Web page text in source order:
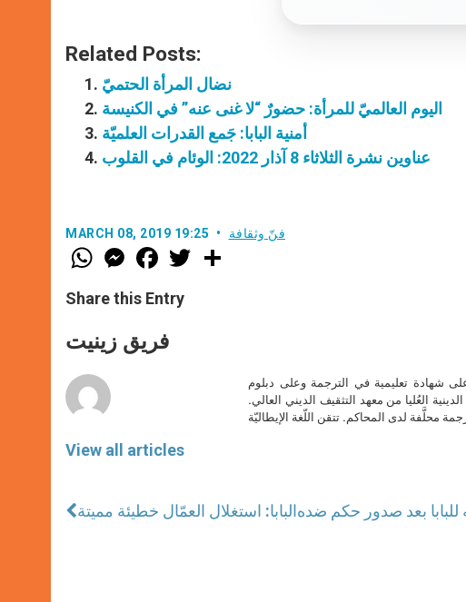
Related Posts:
نضال المرأة الحتميّ
اليوم العالميّ للمرأة: حضورٌ “لا غنى عنه” في الكنيسة
أمنية البابا: جَمع القدرات العلميّة
عناوين نشرة الثلاثاء 8 آذار 2022: الوئام في القلوب
MARCH 08, 2019 19:25 فنّ وثقافة
W
h
t
s
p
p
M
e
s
e
g
e
F
a
e
b
o
k
w
Share this Entry
فريق زينيت
View all articles
شهادة تعليمية في الترجمة وعلى دبلوم
العُليا من معهد التثقيف الديني العالي.
محلَّفة لدى المحاكم. تتقن اللّغة الإيطاليّة
البابا: استغلال العمّال خطيئة مميتةللبابا بعد صدور حكم ضده